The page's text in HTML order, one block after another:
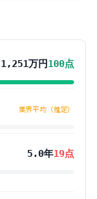
行い、世界中
1,251万円100点
業界平均（推定）
5.0年19点